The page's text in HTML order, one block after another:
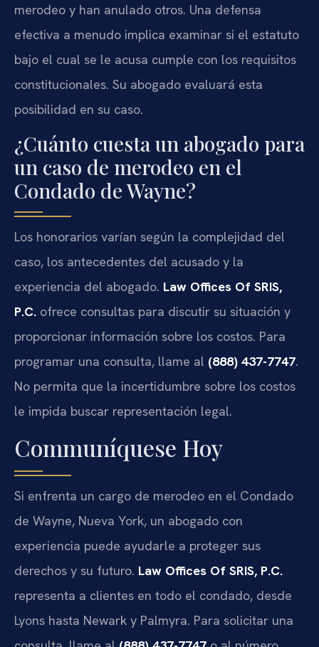
merodeo y han anulado otros. Una defensa
efectiva a menudo implica examinar si el estatuto
bajo el cual se le acusa cumple con los requisitos
constitucionales. Su abogado evaluará esta
posibilidad en su caso.
¿Cuánto cuesta un abogado para
un caso de merodeo en el
Condado de Wayne?
Los honorarios varían según la complejidad del
caso, los antecedentes del acusado y la
experiencia del abogado. Law Offices Of SRIS,
P.C. ofrece consultas para discutir su situación y
proporcionar información sobre los costos. Para
programar una consulta, llame al (888) 437-7747.
No permita que la incertidumbre sobre los costos
le impida buscar representación legal.
Communíquese Hoy
Si enfrenta un cargo de merodeo en el Condado
de Wayne, Nueva York, un abogado con
experiencia puede ayudarle a proteger sus
derechos y su futuro. Law Offices Of SRIS, P.C.
representa a clientes en todo el condado, desde
Lyons hasta Newark y Palmyra. Para solicitar una